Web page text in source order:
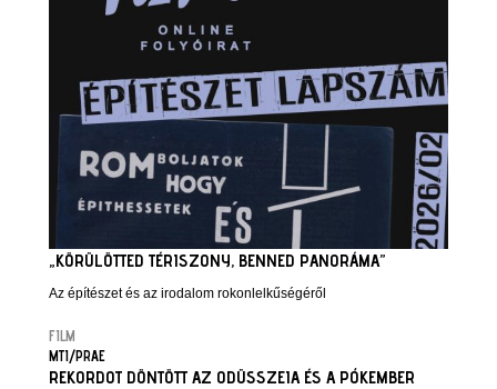
„KÖRÜLÖTTED TÉRISZONY, BENNED PANORÁMA”
Az építészet és az irodalom rokonlelkűségéről
FILM
MTI/PRAE
REKORDOT DÖNTÖTT AZ ODÜSSZEIA ÉS A PÓKEMBER